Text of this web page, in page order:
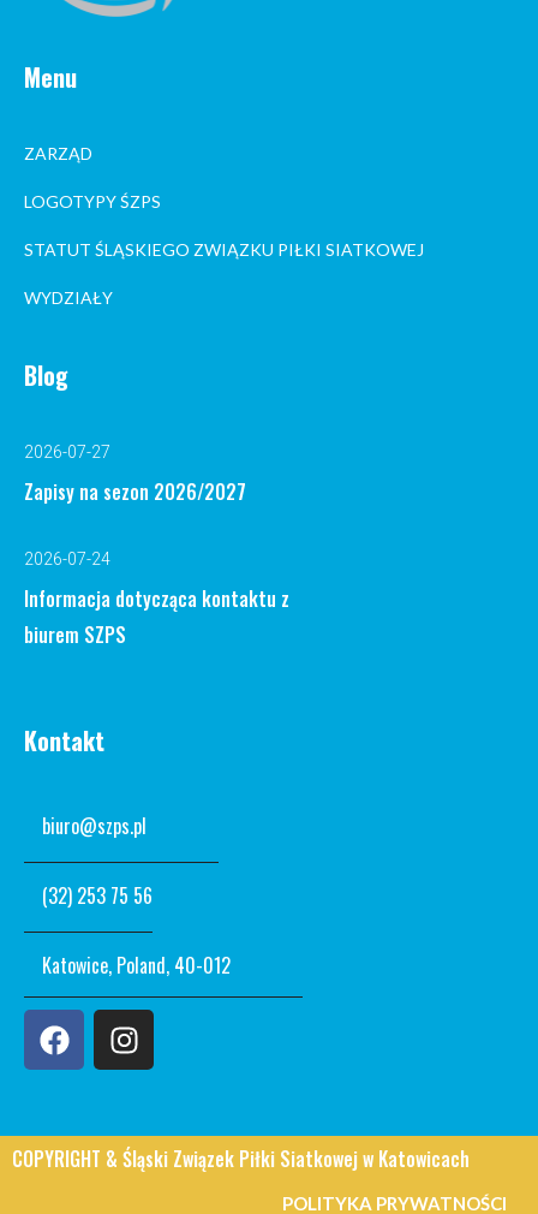
Menu
ZARZĄD
LOGOTYPY ŚZPS
STATUT ŚLĄSKIEGO ZWIĄZKU PIŁKI SIATKOWEJ
WYDZIAŁY
Blog
2026-07-27
Zapisy na sezon 2026/2027
2026-07-24
Informacja dotycząca kontaktu z
biurem SZPS
Kontakt
biuro@szps.pl
(32) 253 75 56
Katowice, Poland, 40-012
COPYRIGHT & Śląski Związek Piłki Siatkowejw Katowicach
POLITYKA PRYWATNOŚCI